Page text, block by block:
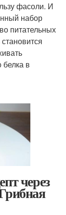
фасоли. И
набор
питательных
белка в
через